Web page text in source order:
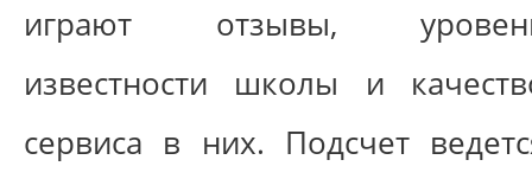
играют отзывы,
известности школы и
сервиса в них. Подсчет